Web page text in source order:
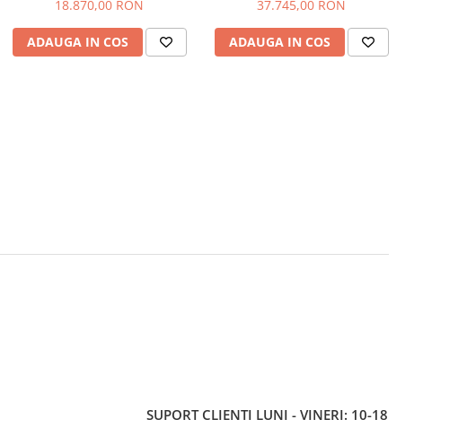
18.870,00 RON
ADAUGA IN COS
37.745,00 RON
ADAUGA IN COS
SUPORT CLIENTI LUNI - VINERI: 10-18